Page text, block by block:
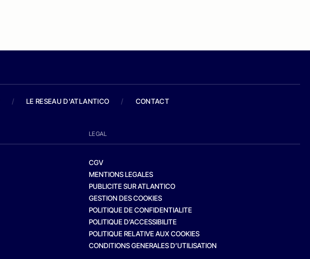
/ LE RESEAU D'ATLANTICO / CONTACT
LEGAL
CGV
MENTIONS LEGALES
PUBLICITE SUR ATLANTICO
GESTION DES COOKIES
POLITIQUE DE CONFIDENTIALITE
POLITIQUE D’ACCESSIBILITE
POLITIQUE RELATIVE AUX COOKIES
CONDITIONS GENERALES D’UTILISATION